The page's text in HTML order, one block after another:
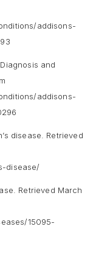
addisons-
and
addisons-
disease . Retrieved
disease/
. Retrieved March
15095-